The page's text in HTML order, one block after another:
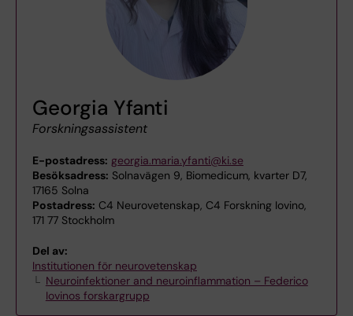
Georgia Yfanti
Forskningsassistent
E-postadress: georgia.maria.yfanti@ki.se
Besöksadress: Solnavägen 9, Biomedicum, kvarter D7,
17165 Solna
Postadress: C4 Neurovetenskap, C4 Forskning Iovino,
171 77 Stockholm
Del av:
Institutionen för neurovetenskap
Neuroinfektioner and neuroinflammation – Federico
Iovinos forskargrupp